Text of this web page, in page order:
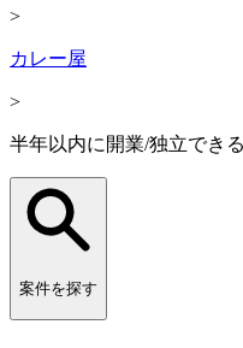
>
カレー屋
>
半年以内に開業/独立でき
案件を探す